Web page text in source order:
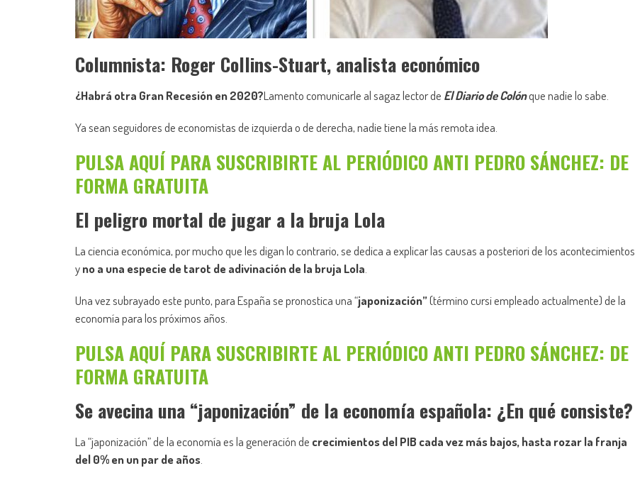
Columnista: Roger Collins-Stuart, analista económico
¿Habrá otra Gran Recesión en 2020?Lamento comunicarle al sagaz lector de El Diario de Colónque nadie lo sabe.
Ya sean seguidores de economistas de izquierda o de derecha, nadie tiene la más remota idea.
PULSA AQUÍ PARA SUSCRIBIRTE AL PERIÓDICO ANTI PEDRO SÁNCHEZ: DE
FORMA GRATUITA
El peligro mortal de jugar a la bruja Lola
La ciencia económica, por mucho que les digan lo contrario, se dedica a explicar las causas a posteriori de los acontecimientos
yno a una especie de tarot de adivinación de la bruja Lola
Una vez subrayado este punto, para España se pronostica una “japonización”(término cursi empleado actualmente) de la
economía para los próximos años.
PULSA AQUÍ PARA SUSCRIBIRTE AL PERIÓDICO ANTI PEDRO SÁNCHEZ: DE
FORMA GRATUITA
Se avecina una “japonización” de la economía española: ¿En qué consiste?
La “japonización” de la economía es la generación de crecimientos del PIB cada vez más bajos, hasta rozar la franja
del 0% en un par de años